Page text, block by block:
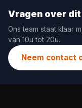
Vragen over
Ons team staat klaar
van 10u tot 20u.
Neem contact